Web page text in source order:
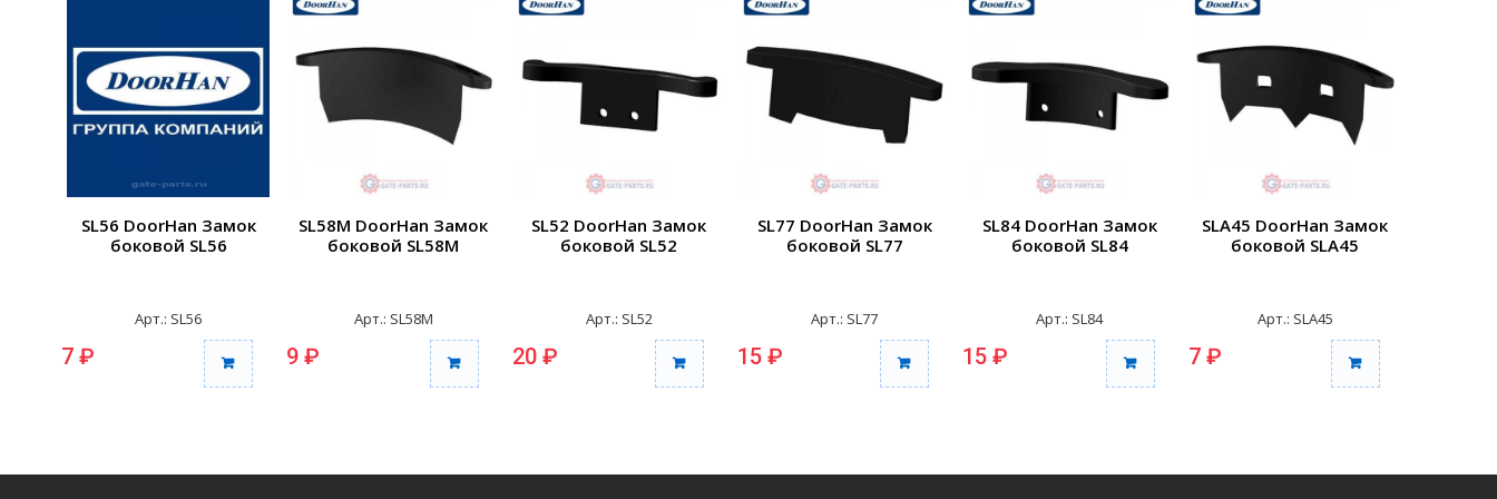
SL56 DoorHan Замок
боковой SL56
Арт.: SL56
7 ₽
SL58M DoorHan Замок
боковой SL58M
Арт.: SL58M
9 ₽
SL52 DoorHan Замок
боковой SL52
Арт.: SL52
20 ₽
SL77 DoorHan Замок
боковой SL77
Арт.: SL77
15 ₽
SL84 DoorHan Замок
боковой SL84
Арт.: SL84
15 ₽
SLA45 DoorHan Замок
боковой SLA45
Арт.: SLA45
7 ₽